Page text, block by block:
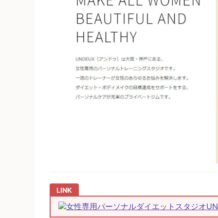
女性専用パーソナルダイエットスタジオ